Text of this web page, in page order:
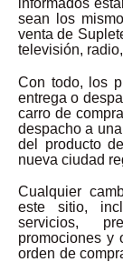
informados
sean los
venta de
televisión,
Con todo, los
entrega o
carro de
despacho a
del producto
nueva ciudad
Cualquier
este sitio,
servicios,
promociones y
orden de